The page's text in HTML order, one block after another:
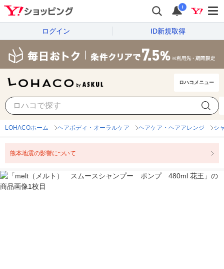
i
ログイン ID新規取得
ロハコメニュー
LOHACOホーム ヘアボディ・オーラルケア ヘアケア・ヘアアレンジ シ
熊本地震の影響について